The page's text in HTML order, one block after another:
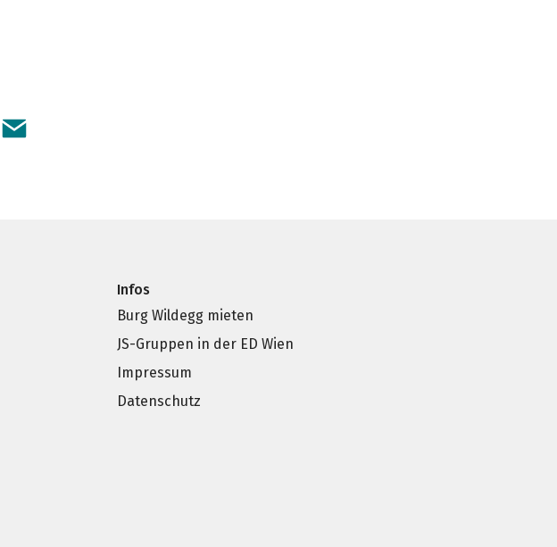
Infos
Burg Wildegg mieten
JS-Gruppen in der ED Wien
Impressum
Datenschutz